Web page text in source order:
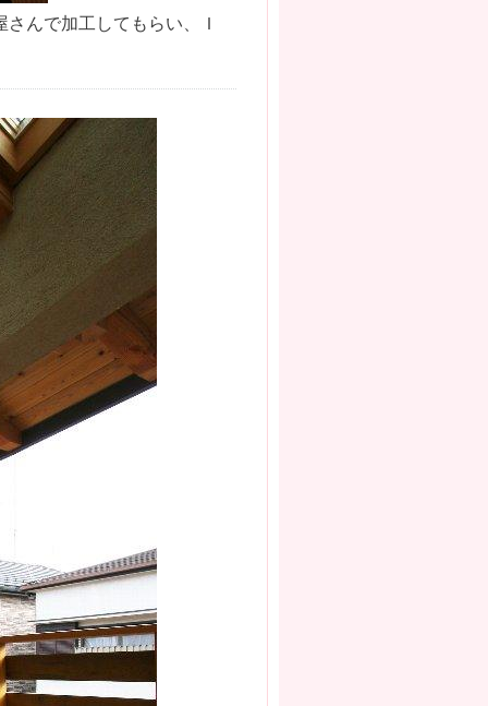
んで加工してもらい、Ｉ